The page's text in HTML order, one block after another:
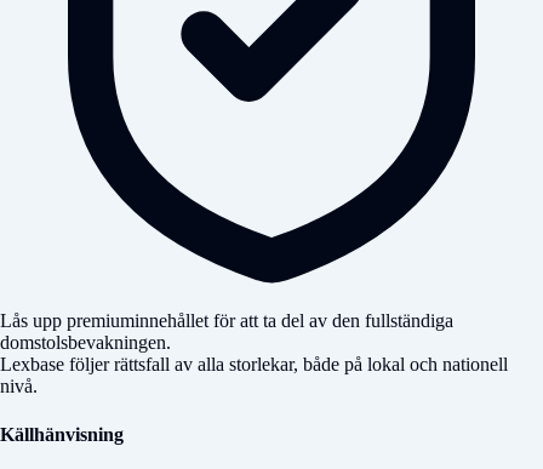
Lås upp premiuminnehållet för att ta del av den fullständiga
domstolsbevakningen.
Lexbase följer rättsfall av alla storlekar, både på lokal och nationell
nivå.
Källhänvisning